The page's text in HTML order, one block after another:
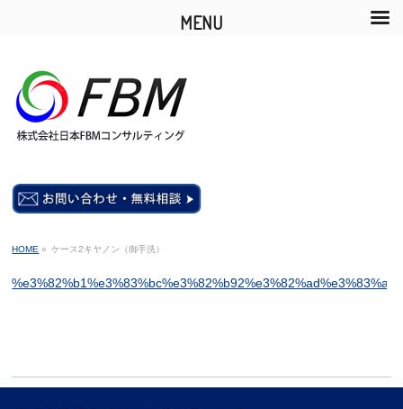
HOME » ケース2キヤノン（御手洗）
MENU